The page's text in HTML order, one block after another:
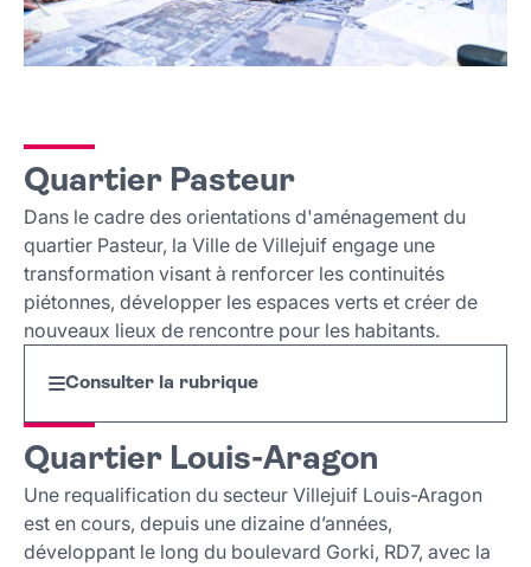
Quartier Pasteur
Dans le cadre des orientations d'aménagement du
quartier Pasteur, la Ville de Villejuif engage une
transformation visant à renforcer les continuités
piétonnes, développer les espaces verts et créer de
nouveaux lieux de rencontre pour les habitants.
Consulter la rubrique
Quartier Louis-Aragon
Une requalification du secteur Villejuif Louis-Aragon
est en cours, depuis une dizaine d’années,
développant le long du boulevard Gorki, RD7, avec la